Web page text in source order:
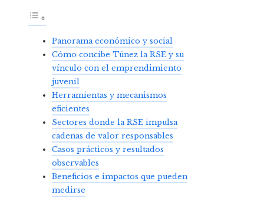
Panorama económico y social
Cómo concibe Túnez la RSE y su
vínculo con el emprendimiento
juvenil
Herramientas y mecanismos
eficientes
Sectores donde la RSE impulsa
cadenas de valor responsables
Casos prácticos y resultados
observables
Beneficios e impactos que pueden
medirse